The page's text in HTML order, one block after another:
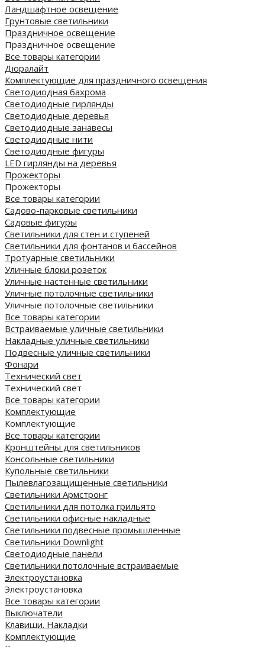
Ландшафтное освещение
Грунтовые светильники
Праздничное освещение
Праздничное освещение
Все товары категории
Дюралайт
Комплектующие для праздничного освещения
Светодиодная бахрома
Светодиодные гирлянды
Светодиодные деревья
Светодиодные занавесы
Светодиодные нити
Светодиодные фигуры
LED гирлянды на деревья
Прожекторы
Прожекторы
Все товары категории
Садово-парковые светильники
Садовые фигуры
Светильники для стен и ступеней
Светильники для фонтанов и бассейнов
Тротуарные светильники
Уличные блоки розеток
Уличные настенные светильники
Уличные потолочные светильники
Уличные потолочные светильники
Все товары категории
Встраиваемые уличные светильники
Накладные уличные светильники
Подвесные уличные светильники
Фонари
Технический свет
Технический свет
Все товары категории
Комплектующие
Комплектующие
Все товары категории
Кронштейны для светильников
Консольные светильники
Купольные светильники
Пылевлагозащищенные светильники
Светильники Армстронг
Светильники для потолка грильято
Светильники офисные накладные
Светильники подвесные промышленные
Светильники Downlight
Светодиодные панели
Cветильники потолочные встраиваемые
Электроустановка
Электроустановка
Все товары категории
Выключатели
Клавиши. Накладки
Комплектующие